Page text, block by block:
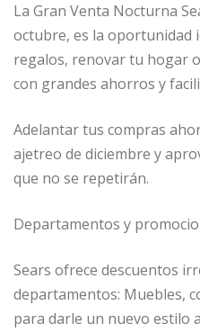
La Gran Venta Nocturna
octubre, es la oportunidad
regalos, renovar tu hogar
con grandes ahorros y
Adelantar tus compras
ajetreo de diciembre y
que no se repetirán.
Departamentos y
Sears ofrece descuentos
departamentos: Muebles,
para darle un nuevo estilo